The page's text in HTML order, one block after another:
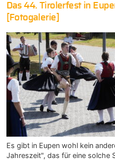
Das 44. Tirolerfest in
[Fotogalerie]
Es gibt in Eupen wohl kein
Jahreszeit", das für eine solche